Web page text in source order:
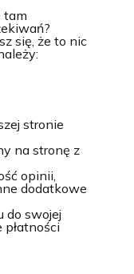
tam
się, że to nic
stronie
na stronę z
opinii,
dodatkowe
do swojej